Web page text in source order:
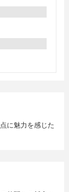
に魅力を感じた